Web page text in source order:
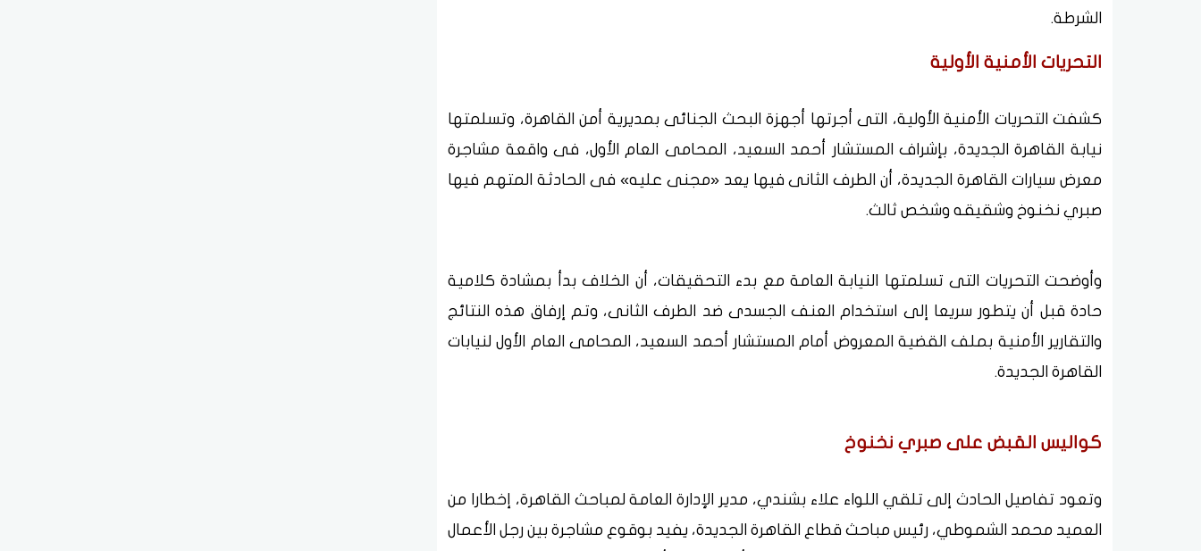
الشرطة.
التحريات الأمنية الأولية
كشفت التحريات الأمنية الأولية، التى أجرتها أجهزة البحث الجنائى بمديرية أمن القاهرة، وتسلمتها
نيابة القاهرة الجديدة، بإشراف المستشار أحمد السعيد، المحامى العام الأول، فى واقعة مشاجرة
معرض سيارات القاهرة الجديدة، أن الطرف الثانى فيها يعد «مجنى عليه» فى الحادثة المتهم فيها
صبري نخنوخ وشقيقه وشخص ثالث.
وأوضحت التحريات التى تسلمتها النيابة العامة مع بدء التحقيقات، أن الخلاف بدأ بمشادة كلامية
حادة قبل أن يتطور سريعا إلى استخدام العنف الجسدى ضد الطرف الثانى، وتم إرفاق هذه النتائج
والتقارير الأمنية بملف القضية المعروض أمام المستشار أحمد السعيد، المحامى العام الأول لنيابات
القاهرة الجديدة.
كواليس القبض على صبري نخنوخ
وتعود تفاصيل الحادث إلى تلقي اللواء علاء بشندي، مدير الإدارة العامة لمباحث القاهرة، إخطارا من
العميد محمد الشموطي، رئيس مباحث قطاع القاهرة الجديدة، يفيد بوقوع مشاجرة بين رجل الأعمال